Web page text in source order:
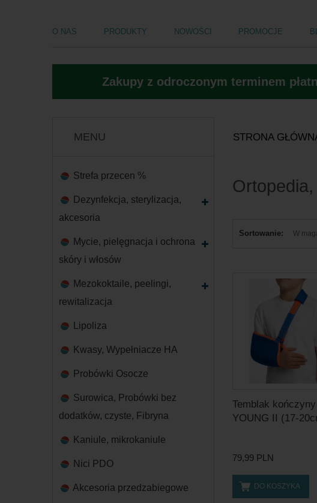
O NAS PRODUKTY NOWOŚCI PROMOCJE
Zakupy z odroczonym terminem
MENU
Strefa przecen %
Dezynfekcja, sterylizacja,
akcesoria
Mycie, pielęgnacja i ochrona
skóry i włosów
Mezokoktaile, peelingi,
rewitalizacja
Lipoliza
Kwasy, Wypełniacze HA
Probówki Osocze
Surowica, Probówki bez
dodatków, czyste, Fibryna
Kaniule, mikrokaniule
Nici PDO
Akcesoria przedzabiegowe
STRONA
Sortowanie: W
Temblak
YOUNG II (17-
79,99 PLN
DO KOSZYKA